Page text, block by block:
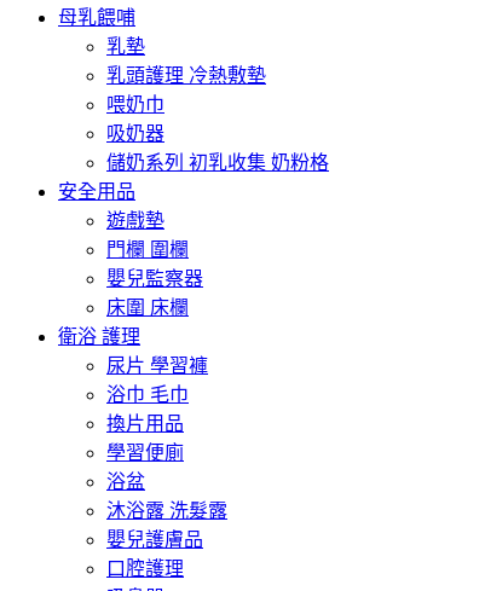
母乳餵哺
乳墊
乳頭護理 冷熱敷墊
喂奶巾
吸奶器
儲奶系列 初乳收集 奶粉格
安全用品
遊戲墊
門欄 圍欄
嬰兒監察器
床圍 床欄
衛浴 護理
尿片 學習褲
浴巾 毛巾
換片用品
學習便廁
浴盆
沐浴露 洗髮露
嬰兒護膚品
口腔護理